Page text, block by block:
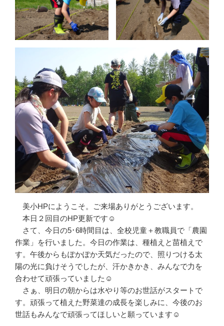
美小HPにようこそ。ご来場ありがとうございます。
本日２回目のHP更新です☺
さて、今日の5･6時間目は、全校児童＋教職員で「農園
作業」を行いました。今日の作業は、種植えと苗植えで
す。午後からもぽかぽか天気だったので、照りつける太
陽の光に負けそうでしたが、汗かきかき、みんなで力を
合わせて頑張っていました☺
さぁ、明日の朝からは水やり等のお世話がスタートで
す。頑張って植えた野菜達の成長を楽しみに、今後のお
世話もみんなで頑張ってほしいと願っています☺